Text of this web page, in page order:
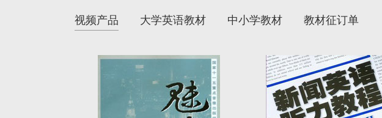
视频产品 大学英语教材 中小学教材 教材征订单